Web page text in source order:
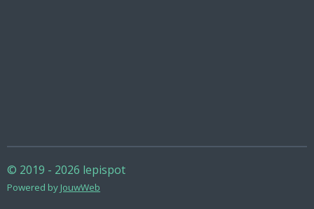
© 2019 - 2026 lepispot
Powered by JouwWeb